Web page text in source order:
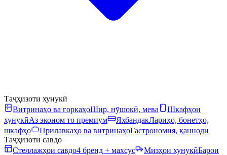
Таҷҳизоти хунукӣ
Витринаҳо ва горкаҳоШир, нӯшокӣ, мева
Шкафҳои
хунукӣАз эконом то премиум ЯхбандакЛариҳо, бонетҳо,
шкафҳо
Прилавкаҳо ва витринаҳоГастрономия, қаннодӣ
Таҷҳизоти савдо
Стеллажҳои савдо4 бренд + махсус Мизҳои хунукӣБарои